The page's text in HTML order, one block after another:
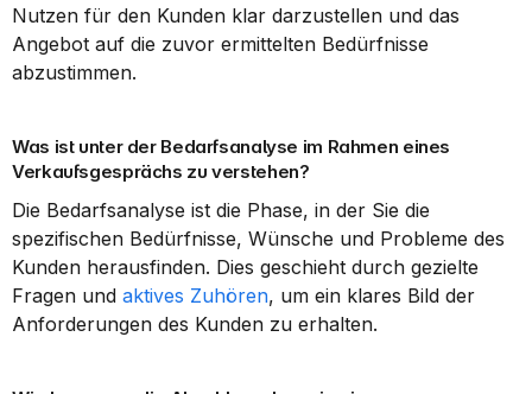
Nutzen für den Kunden klar darzustellen und das
Angebot auf die zuvor ermittelten Bedürfnisse
abzustimmen.
Was ist unter der Bedarfsanalyse im Rahmen eines
Verkaufsgesprächs zu verstehen?
Die Bedarfsanalyse ist die Phase, in der Sie die
spezifischen Bedürfnisse, Wünsche und Probleme des
Kunden herausfinden. Dies geschieht durch gezielte
Fragen und aktives Zuhören, um ein klares Bild der
Anforderungen des Kunden zu erhalten.